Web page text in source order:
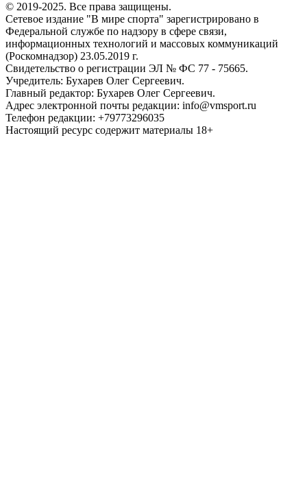
© 2019-2025. Все права защищены.
Сетевое издание "В мире спорта" зарегистрировано в
Федеральной службе по надзору в сфере связи,
информационных технологий и массовых коммуникаций
(Роскомнадзор) 23.05.2019 г.
Свидетельство о регистрации ЭЛ № ФС 77 - 75665.
Учредитель: Бухарев Олег Сергеевич.
Главный редактор: Бухарев Олег Сергеевич.
Адрес электронной почты редакции: info@vmsport.ru
Телефон редакции: +79773296035
Настоящий ресурс содержит материалы 18+